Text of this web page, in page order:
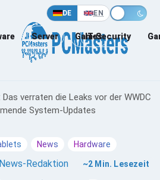
DE EN
Server Games
IT-Security
Das verraten die Leaks vor der WWDC
System-Updates
News Hardware
News-Redaktion ~2 Min. Lesezeit